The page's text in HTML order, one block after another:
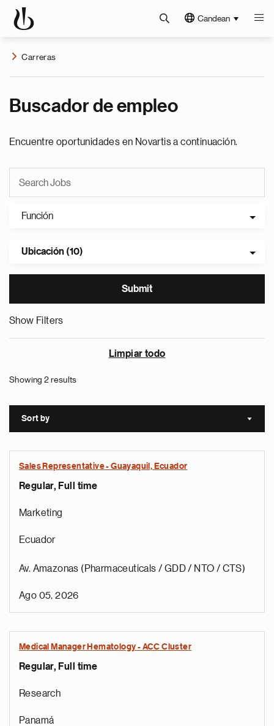
Candean
Carreras
Buscador de empleo
Encuentre oportunidades en Novartis a continuación.
Función
Ubicación (10)
Show Filters
Limpiar todo
Showing 2 results
Sort by Sort
Sales Representative - Guayaquil, Ecuador
Regular, Full time
Marketing
Ecuador
Av. Amazonas (Pharmaceuticals / GDD / NTO / CTS)
Ago 05, 2026
Medical Manager Hematology - ACC Cluster
Regular, Full time
Research
Panamá